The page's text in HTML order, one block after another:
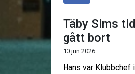
Täby Sims
gått bort
10 jun 2026
Hans var Klubbchef